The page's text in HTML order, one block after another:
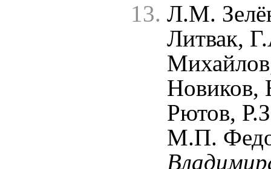
Л.М.
Литвак,
Рютов,
М.П.